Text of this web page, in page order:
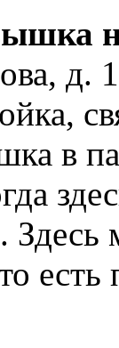
д.
в